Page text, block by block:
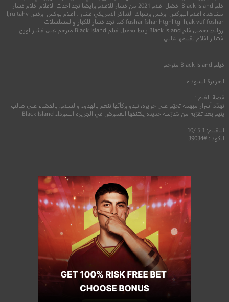
8.0
فلم Black Island افضل افلام 2021 من فشار للافلام وايضا تجد احدث الافلام افلام فشار
مشاهده افلام البوكس اوفس وشباك التذاكر الامريكي فشار , افلام بوكس اوفس l,ru tahv
fushar fshar htghl tgl h;ak vuf foshar كما تجد فشار للكبار والمسلسلات
روابط تحميل فلم Black Island رابط تحميل فيلم Black Island مترجم على فشار اورج
فشاار افلام تقييمها عالي
فيلم Black Island مترجم
الجزيرة السوداء
قصة الفلم :
تهدّد أسرار مبهمة تخيّم على جزيرة، تبدو وكأنّها تنعم بالهدوء والسلام، بالقضاء على طالب
يتيم بعد تقرّبه من مُدرّسة جديدة يكتنفها الغموض في الجزيرة السوداء Black Island
التقييم: 5.1 /10
الكود : #39034